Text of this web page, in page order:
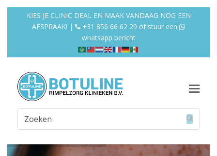
KIES JE CLINIC DEAL EN MAAK VANDAAG NOG EEN
AFSPRAAK! |
+31 856 66 62 29 of stuur een
whatsapp bericht